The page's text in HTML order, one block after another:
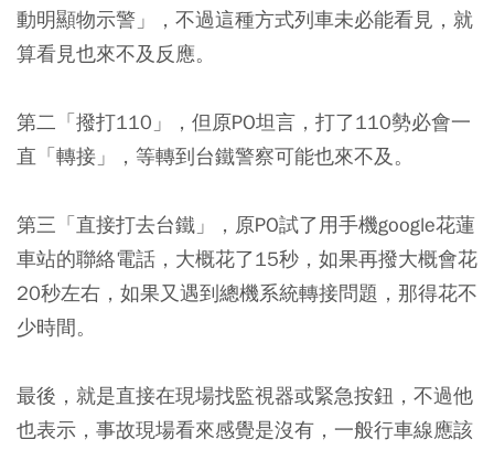
動明顯物示警」，不過這種方式列車未必能看見，就
算看見也來不及反應。
第二「撥打110」，但原PO坦言，打了110勢必會一
直「轉接」，等轉到台鐵警察可能也來不及。
第三「直接打去台鐵」，原PO試了用手機google花蓮
車站的聯絡電話，大概花了15秒，如果再撥大概會花
20秒左右，如果又遇到總機系統轉接問題，那得花不
少時間。
最後，就是直接在現場找監視器或緊急按鈕，不過他
也表示，事故現場看來感覺是沒有，一般行車線應該